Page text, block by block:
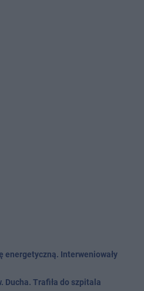
energetyczną. Interweniowały
Ducha. Trafiła do szpitala